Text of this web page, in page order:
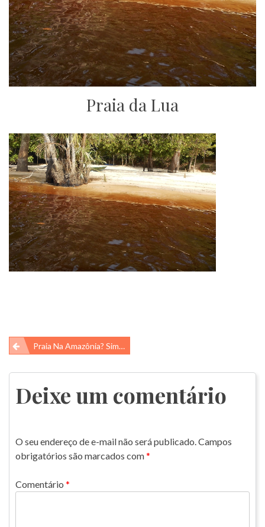
Praia da Lua
Navegação
de
Post
Praia Na Amazônia? Sim, Vamos Lá?
Deixe um comentário
O seu endereço de e-mail não será publicado.Campos
obrigatórios são marcados com*
Comentário *